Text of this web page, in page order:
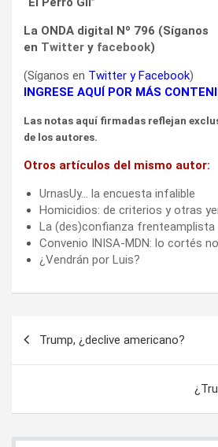
La ONDA digital Nº 796 (Síganos
en Twitter y facebook)
(Síganos en Twitter yFacebook)
INGRESE AQUÍ POR MÁS
Las notas aquí firmadas reflejan
de los autores.
Otros artículos del mismo autor:
UrnasUy… la encuesta infalible
Homicidios: de criterios y otras
La (des)confianza frenteamplista
Convenio INISA-MDN: lo cortés
¿Vendrán por Luis?
Trump, ¿declive americano?